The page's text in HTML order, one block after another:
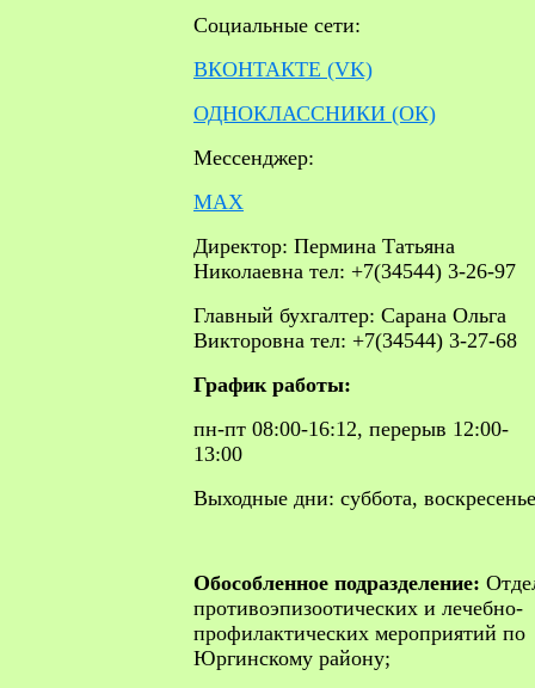
Социальные сети:
ВКОНТАКТЕ (VK)
ОДНОКЛАССНИКИ (ОК)
Мессенджер:
MAX
Директор: Пермина Татьяна
Николаевна тел: +7(34544) 3-26-97
Главный бухгалтер: Сарана Ольга
Викторовна тел: +7(34544) 3-27-68
График работы:
пн-пт 08:00-16:12, перерыв 12:00-
13:00
Выходные дни: суббота, воскресенье
Обособленное подразделение:
противоэпизоотических и лечебно-
профилактических мероприятий по
Юргинскому району;